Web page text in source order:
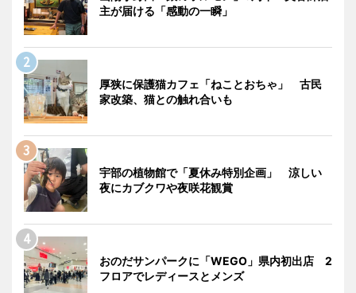
主が届ける「感動の一瞬」
厚狭に保護猫カフェ「ねことおちゃ」 古民
家改築、猫との触れ合いも
宇部の植物館で「夏休み特別企画」 涼しい
夜にカブクワや夜咲花観賞
おのだサンパークに「WEGO」県内初出店 2
フロアでレディースとメンズ